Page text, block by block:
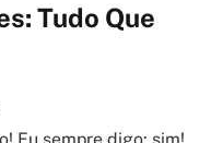
Tudo Que